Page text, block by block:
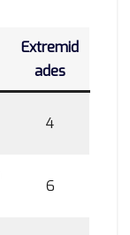
Extremid
ades
4
6